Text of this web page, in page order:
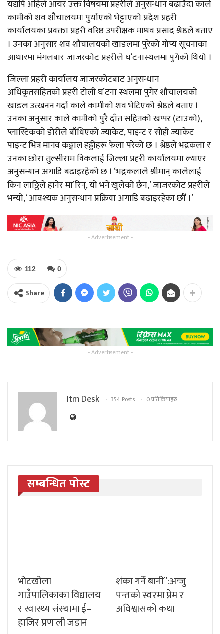
यद्यपि अहिले आयर उक्त विषयमा प्रहरीले अनुसन्धान बढाउँदा काले
कामीको शव शौचालयमा पुर्याएको भेट्टाएको प्रदेश प्रहरी
कार्यालयका प्रवक्ता प्रहरी वरिष्ठ उपरीक्षक माधव प्रसाद श्रेष्ठले बताए
। उनका अनुसार शव शौचालयको खाडलमा पुरेको गोप्य सूचनाका
आधारमा मंगलबार जाजरकोट प्रहरीले घ’टनास्थलमा पुगेको थियो ।
जिल्ला प्रहरी कार्यालय जाजरकोटबाट अनुसन्धान
अधिकृतसहितको प्रहरी टोली घ’टना स्थलमा पुगेर शौचालयको
खाडल उत्खनन गर्दा काले कामीको शव भेटिएको श्रेष्ठले बताए ।
उनका अनुसार काले कामीको पुरै दाँत सहितको खप्पर (टाउको),
प्लास्टिकको डोरीले बाँधिएको ज्याकेट, पाइन्ट र सोही ज्याकेट
पाइन्ट भित्र मानव कङ्गाल हड्डीहरू फेला परेको छ । श्रेष्ठले भद्रकला र
उनका छोरा तुल्सीराम विकलाई जिल्ला प्रहरी कार्यालयमा ल्याएर
अनुसन्धान अगाडि बढाइरहेको छ । ‘भद्रकलाले श्रीमान् कालेलाई
किन लाठ्ठिले हानेर मा’रिन्, यो भने खुलेको छैन,’ जाजरकोट प्रहरीले
भन्यो,‘ आवश्यक अनुसन्धान प्रक्रिया अगाडि बढाइरहेका छौँ ।’
- Advertisement -
0
112
Share
- Advertisement -
Itm Desk 354 Posts 0 प्रतिक्रियाहरु
सम्बन्धित पोस्ट
भोटखोला
गाउँपालिकाका विद्यालय
र स्वास्थ्य संस्थामा ई–
हाजिर प्रणाली जडान
शंका गर्ने बानी”:अन्जु
पन्तको स्वरमा प्रेम र
अविश्वासको कथा